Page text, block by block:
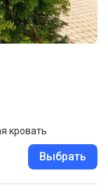
кровать
Выбрать